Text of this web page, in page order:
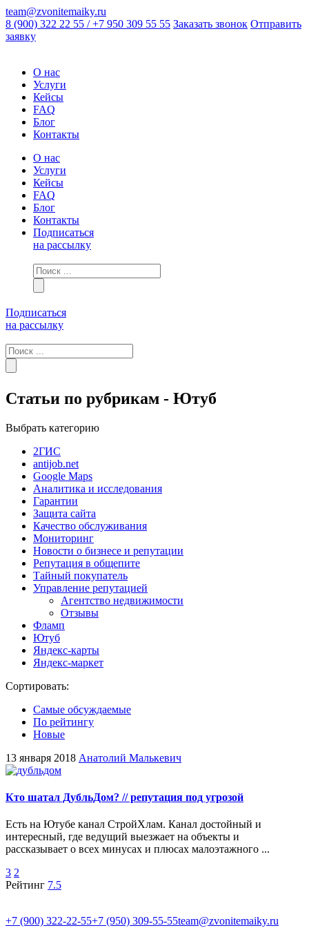
team@zvonitemaiky.ru
8 (900) 322 22 55 / +7 950 309 55 55 Заказать звонок Отправить
заявку
О нас
Услуги
Кейсы
FAQ
Блог
Контакты
О нас
Услуги
Кейсы
FAQ
Блог
Контакты
Подписаться
на рассылку
Подписаться
на рассылку
Статьи по рубрикам - Ютуб
Выбрать категорию
2ГИС
antijob.net
Google Maps
Аналитика и исследования
Гарантии
Защита сайта
Качество обслуживания
Мониторинг
Новости о бизнесе и репутации
Репутация в общепите
Тайный покупатель
Управление репутацией
Агентство недвижимости
Отзывы
Фламп
Ютуб
Яндекс-карты
Яндекс-маркет
Сортировать:
Самые обсуждаемые
По рейтингу
Новые
13 января 2018 Анатолий Малькевич
Кто шатал ДубльДом? // репутация под угрозой
Есть на Ютубе канал СтройХлам. Канал достойный и
интересный, где ведущий выезжает на объекты и
рассказывает о всех минусах и плюсах малоэтажного ...
3 2
Рейтинг 7.5
+7 (900) 322-22-55+7 (950) 309-55-55team@zvonitemaiky.ru